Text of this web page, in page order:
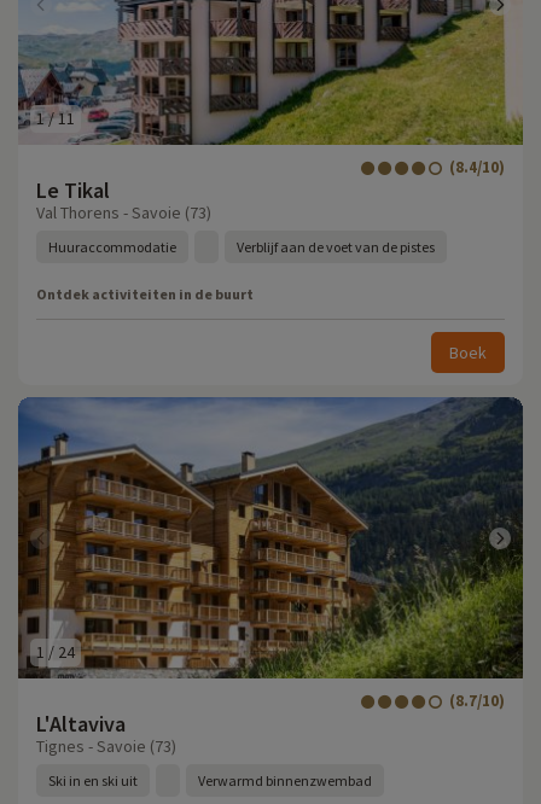
1/11
Le Tikal
(8.4/10)
Val Thorens - Savoie (73)
Huuraccommodatie Verblijf aan de voet van de pistes
Ontdek activiteiten in de buurt
Boek
1 / 24
L'Altaviva
(8.7/10)
Tignes - Savoie (73)
Ski in en ski uit Verwarmd binnenzwembad